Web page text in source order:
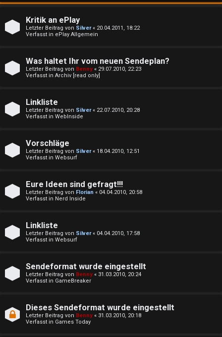
U
b
e
n
w
r
t
t
T
h
e
m
Kritik an ePlay
Letzter Beitrag von Silver« 20.04.2011, 18:22
Verfasst in ePlay Allgemein
Was haltet Ihr vom neuen Sendeplan?
Letzter Beitrag von Benny « 29.07.2010, 22:23
Verfasst in Archiv [read only]
Linkliste
Letzter Beitrag von Silver« 22.07.2010, 20:28
Verfasst in WebInside
Vorschläge
Letzter Beitrag von Silver« 18.04.2010, 12:51
Verfasst in Websurf
Eure Ideen sind gefragt!!!
Letzter Beitrag von Florian « 04.04.2010, 20:58
Verfasst in Nerd Inside
Linkliste
Letzter Beitrag von Silver« 04.04.2010, 17:58
Verfasst in Websurf
Sendeformat wurde eingestellt
Letzter Beitrag von Benny « 31.03.2010, 20:24
Verfasst in GameBreaker
Dieses Sendeformat wurde eingestellt
Letzter Beitrag von Benny « 31.03.2010, 20:18
Verfasst in Games Today
e
P
a
y
↳
e
P
a
A
l
g
m